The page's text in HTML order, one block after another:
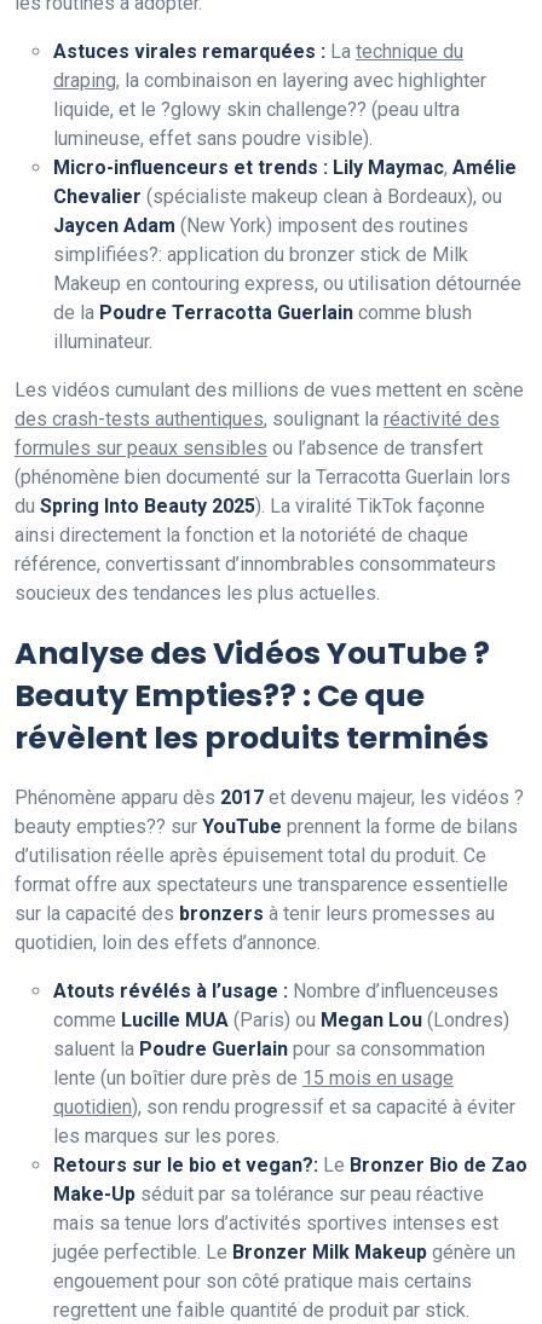
Astuces virales remarquées : La technique du
draping, la combinaison en layering avec highlighter
liquide, et le ?glowy skin challenge?? (peau ultra
lumineuse, effet sans poudre visible).
Micro-influenceurs et trends : Lily Maymac, Amélie
Chevalier (spécialiste makeup clean à Bordeaux), ou
Jaycen Adam (New York) imposent des routines
simplifiées?: application du bronzer stick de Milk
Makeup en contouring express, ou utilisation détournée
de la Poudre Terracotta Guerlain comme blush
illuminateur.
Les vidéos cumulant des millions de vues mettent en scène
des crash-tests authentiques, soulignant la réactivité des
formules sur peaux sensibles ou l’absence de transfert
(phénomène bien documenté sur la Terracotta Guerlain lors
du Spring Into Beauty 2025). La viralité TikTok façonne
ainsi directement la fonction et la notoriété de chaque
référence, convertissant d’innombrables consommateurs
soucieux des tendances les plus actuelles.
Analyse des Vidéos YouTube ?
Beauty Empties?? : Ce que
révèlent les produits terminés
Phénomène apparu dès 2017 et devenu majeur, les vidéos ?
beauty empties?? sur YouTube prennent la forme de bilans
d’utilisation réelle après épuisement total du produit. Ce
format offre aux spectateurs une transparence essentielle
sur la capacité des bronzers à tenir leurs promesses au
quotidien, loin des effets d’annonce.
Atouts révélés à l’usage : Nombre d’influenceuses
comme Lucille MUA (Paris) ou Megan Lou (Londres)
saluent la Poudre Guerlain pour sa consommation
lente (un boîtier dure près de 15 mois en usage
quotidien), son rendu progressif et sa capacité à éviter
les marques sur les pores.
Retours sur le bio et vegan?: Le Bronzer Bio de Zao
Make-Up séduit par sa tolérance sur peau réactive
mais sa tenue lors d’activités sportives intenses est
jugée perfectible. Le Bronzer Milk Makeup génère un
engouement pour son côté pratique mais certains
regrettent une faible quantité de produit par stick.